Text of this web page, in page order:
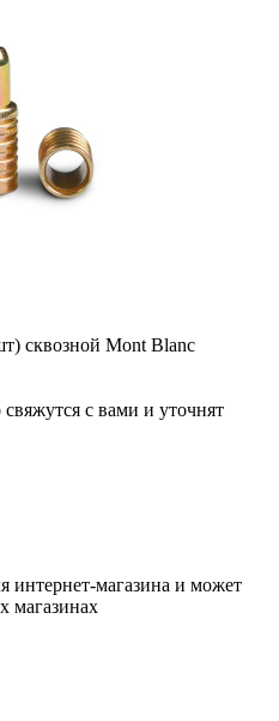
сквозной Mont Blanc
с вами и уточнят
интернет-магазина и может
магазинах